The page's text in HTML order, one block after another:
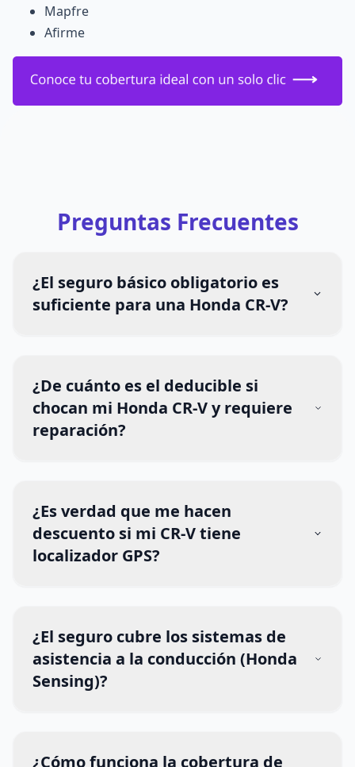
Mapfre
Afirme
Preguntas Frecuentes
¿El seguro básico obligatorio es
suficiente para una Honda CR-V?
¿De cuánto es el deducible si
chocan mi Honda CR-V y requiere
reparación?
¿Es verdad que me hacen
descuento si mi CR-V tiene
localizador GPS?
¿El seguro cubre los sistemas de
asistencia a la conducción (Honda
Sensing)?
¿Cómo funciona la cobertura de